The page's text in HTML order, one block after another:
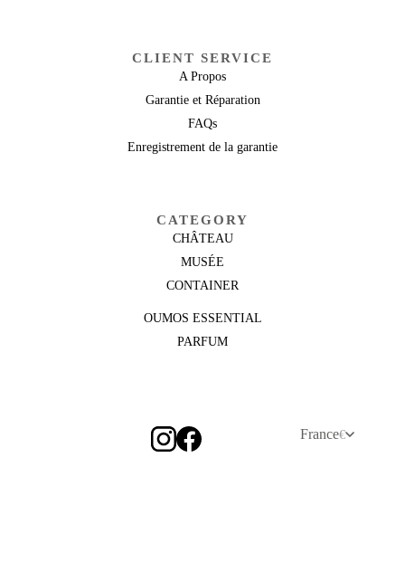
CLIENT SERVICE
A Propos
Garantie et Réparation
FAQs
Enregistrement de la garantie
CATEGORY
CHÂTEAU
MUSÉE
CONTAINER
OUMOS ESSENTIAL
PARFUM
France€